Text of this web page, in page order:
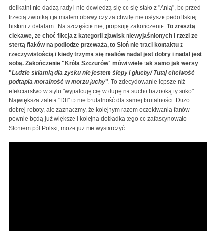
delikatni nie dadzą rady i nie dowiedzą się co się stało z "Anią", bo przed
trzecią zwrotką i ja miałem obawy czy za chwilę nie usłyszę pedofilskiej
historii z detalami. Na szczęście nie, propsuję zakończenie. To zresztą
ciekawe, że choć fikcja z kategorii zjawisk niewyjaśnionych i rzezi ze
stertą flaków na podłodze przeważa, to Słoń nie traci kontaktu z
rzeczywistością i kiedy trzyma się realiów nadal jest dobry i nadal jest
sobą. Zakończenie "Króla Szczurów" mówi wiele tak samo jak wersy
"Ludzie skłamią dla zysku nie jestem ślepy i głuchy/ Tutaj chciwość
podtapia moralność w morzu juchy". To zdecydowanie lepsze niż
efekciarstwo w stylu "wypalcuję cię w dupę na sucho bazooką ty suko".
Największa zaleta "DII" to nie brutalność dla samej brutalności. Dużo
dobrej roboty, ale zaznaczmy, że kolejnym razem oczekiwania fanów
pewnie będą już większe i kolejna dokładka tego co zafascynowało
Słoniem pół Polski, może już nie wystarczyć.